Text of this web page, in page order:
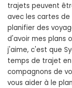
trajets peuvent
avec les cartes
planifier des
d'avoir mes plans
j'aime, c'est que
temps de trajet
compagnons de
vous aider à le